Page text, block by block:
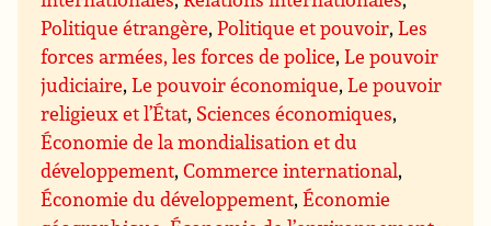
Politique étrangère,Politique et pouvoir,Les
forces armées, les forces de police,Le pouvoir
judiciaire,Le pouvoir économique,Le pouvoir
religieux et l’État, Sciences économiques,
Économie de la mondialisation et du
développement,Commerce international,
Économie du développement,Économie